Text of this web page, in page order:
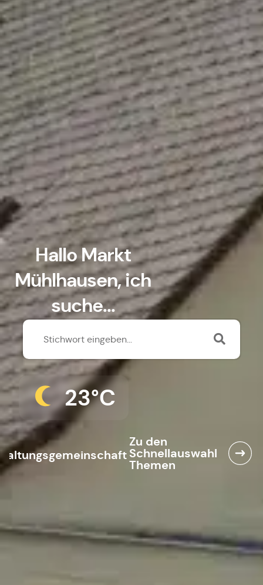
Hallo Markt
Mühlhausen, ich
suche...
23°C
Zu den
Schnellauswahl
Themen